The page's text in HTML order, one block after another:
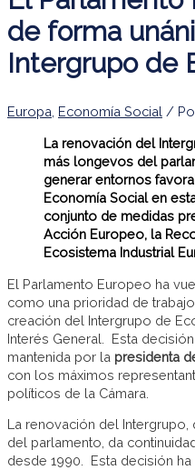
de forma
Intergrupo de
Europa Economía Social /
La renovación del
más longevos del
generar entornos
Economía Social en
conjunto de medidas
Acción Europeo, la
Ecosistema Industrial
El Parlamento Europeo ha
como una prioridad de
creación del Intergrupo de
Interés General. Esta
mantenida por la presidenta
con los máximos
políticos de la Cámara.
La renovación del
del parlamento, da
desde 1990. Esta decisión